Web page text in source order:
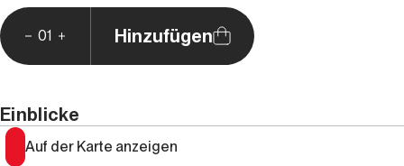
01 Hinzufügen
Einblicke
Auf der Karte anzeigen